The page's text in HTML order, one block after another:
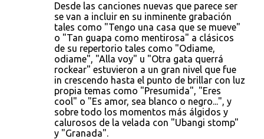
Desde las canciones nuevas que parece ser
se van a incluir en su inminente grabación
tales como "Tengo una casa que se mueve"
o "Tan guapa como mentirosa" a clásicos
de su repertorio tales como "Odiame,
odiame", "Alla voy" u "Otra gata querrá
rockear" estuvieron a un gran nivel que fue
in crescendo hasta el punto de brillar con luz
propia temas como "Presumida", "Eres
cool" o "Es amor, sea blanco o negro...", y
sobre todo los momentos más álgidos y
calurosos de la velada con "Ubangi stomp"
y "Granada".